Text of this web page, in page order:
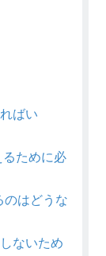
ばい
ために必
はどうな
ないため